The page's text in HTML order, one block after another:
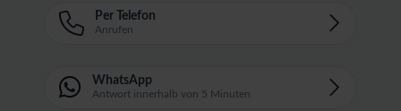
Per Telefon
Anrufen
WhatsApp
Antwort innerhalb von 5 Minuten